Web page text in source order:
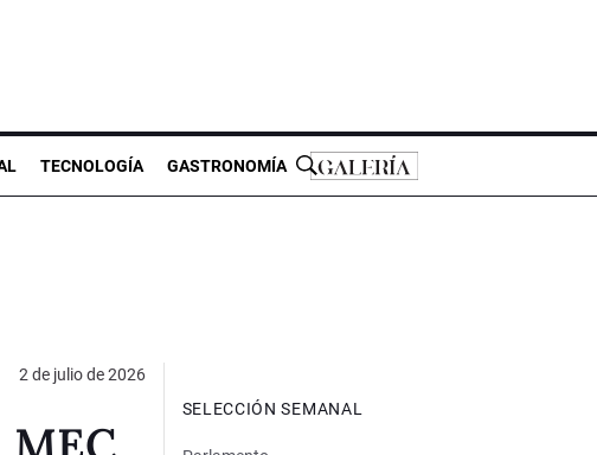
TECNOLOGÍA GASTRONOMÍA
2 de julio de 2026
SELECCIÓN SEMANAL